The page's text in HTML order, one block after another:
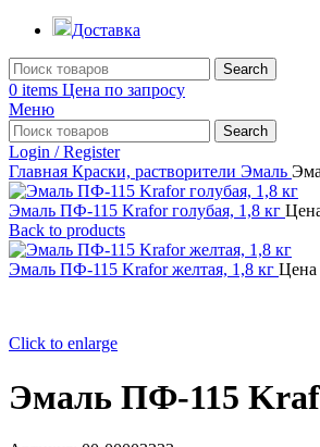
Доставка
Search
0 items Цена по запросу
Меню
Search
Login / Register
Главная Краски, растворители Эмаль
Эмаль ПФ-115 Krafor голубая, 1,8 кг
Back to products
Эмаль ПФ-115 Krafor желтая, 1,8 кг Цена
Click to enlarge
Эмаль ПФ-115